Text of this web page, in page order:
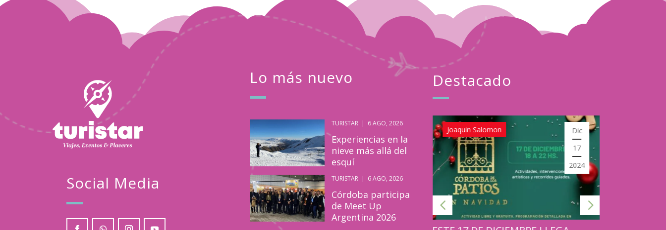
Social Media
Lo más nuevo
TURISTAR | 6 AGO, 2026
Experiencias en la
nieve más allá del
esquí
TURISTAR | 6 AGO, 2026
Córdoba participa
de Meet Up
Argentina 2026
Destacado
Turistar Turistar
30
Joaquin Salomon
Dic
17
2024